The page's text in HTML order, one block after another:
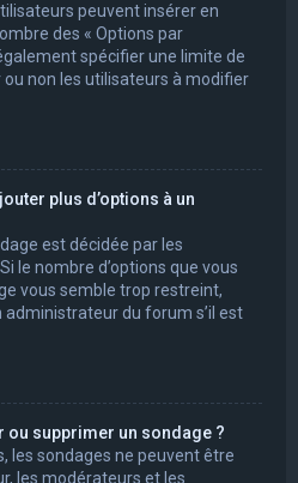
peuvent insérer en
des « Options par
spécifier une limite de
non les utilisateurs à modifier
plus d’options à un
est décidée par les
le nombre d’options que vous
vous semble trop restreint,
du forum s’il est
supprimer un sondage ?
les sondages ne peuvent être
les modérateurs et les